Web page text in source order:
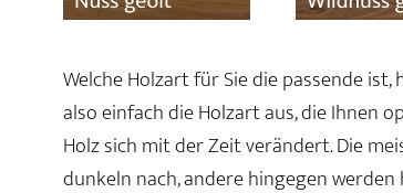
Welche Holzart für Sie die passende
also einfach die Holzart aus, die Ihnen
Holz sich mit der Zeit verändert. Die
dunkeln nach, andere hingegen